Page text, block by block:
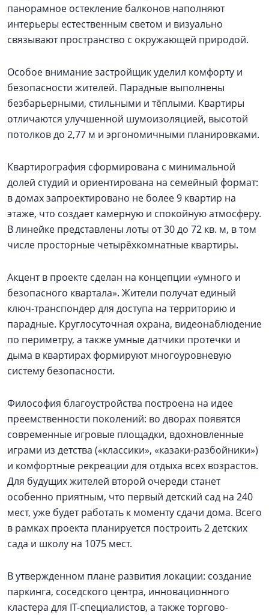
панорамное остекление балконов наполняют
интерьеры естественным светом и визуально
связывают пространство с окружающей природой.
Особое внимание застройщик уделил комфорту и
безопасности жителей. Парадные выполнены
безбарьерными, стильными и тёплыми. Квартиры
отличаются улучшенной шумоизоляцией, высотой
потолков до 2,77 м и эргономичными планировками.
Квартирография сформирована с минимальной
долей студий и ориентирована на семейный формат:
в домах запроектировано не более 9 квартир на
этаже, что создает камерную и спокойную атмосферу.
В линейке представлены лоты от 30 до 72 кв. м, в том
числе просторные четырёхкомнатные квартиры.
Акцент в проекте сделан на концепции «умного и
безопасного квартала». Жители получат единый
ключ-транспондер для доступа на территорию и
парадные. Круглосуточная охрана, видеонаблюдение
по периметру, а также умные датчики протечки и
дыма в квартирах формируют многоуровневую
систему безопасности.
Философия благоустройства построена на идее
преемственности поколений: во дворах появятся
современные игровые площадки, вдохновленные
играми из детства («классики», «казаки-разбойники»)
и комфортные рекреации для отдыха всех возрастов.
Для будущих жителей второй очереди станет
особенно приятным, что первый детский сад на 240
мест, уже будет работать к моменту сдачи дома. Всего
в рамках проекта планируется построить 2 детских
сада и школу на 1075 мест.
В утвержденном плане развития локации: создание
паркинга, соседского центра, инновационного
кластера для IT-специалистов, а также торгово-